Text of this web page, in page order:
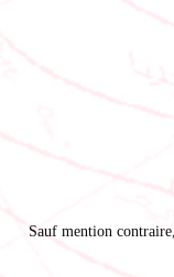
Sauf mention